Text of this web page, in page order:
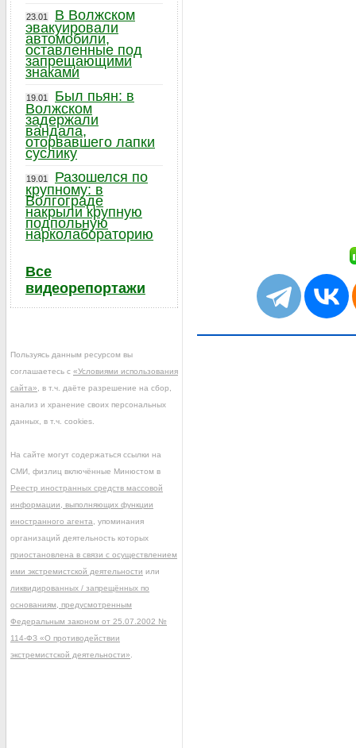
23.01
В Волжском
эвакуировали
автомобили,
оставленные под
запрещающими
знаками
19.01
Был пьян: в
Волжском
задержали
вандала,
оторвавшего лапки
суслику
19.01
Разошелся по
крупному: в
Волгограде
накрыли крупную
подпольную
нарколабораторию
Все
видеорепортажи
Пользуясь данным ресурсом вы
соглашаетесь с «Условиями использования
сайта» , в т.ч. даёте разрешение на сбор,
анализ и хранение своих персональных
данных, в т.ч. cookies.
На сайте могут содержаться ссылки на
СМИ, физлиц включённые Минюстом в
Реестр иностранных средств массовой
информации, выполняющих функции
иностранного агента , упоминания
организаций деятельность которых
приостановлена в связи с осуществлением
ими экстремистской деятельности или
ликвидированных / запрещённых по
основаниям, предусмотренным
Федеральным законом от 25.07.2002 №
114-ФЗ «О противодействии
экстремистской деятельности»